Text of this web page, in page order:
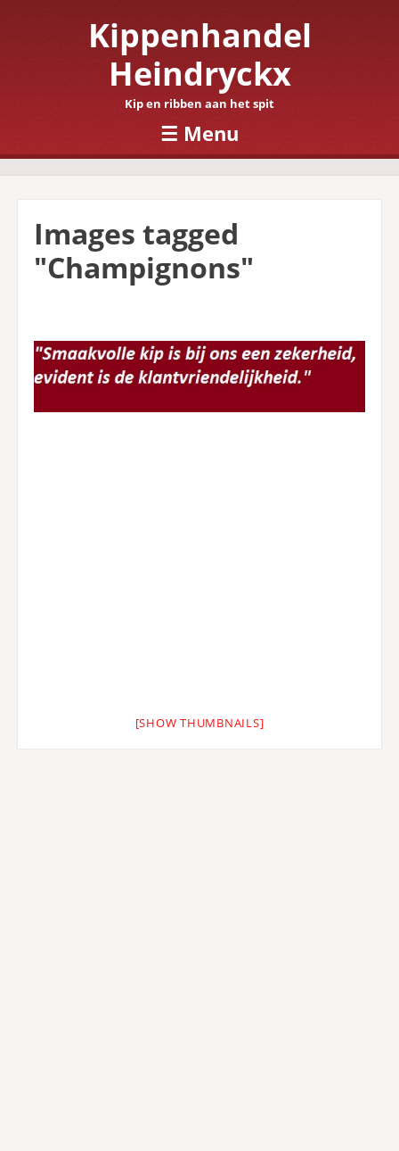
Kippenhandel
Heindryckx
Kip en ribben aan het spit
☰ Menu
Skip to content
Images tagged
"Champignons"
[SHOW THUMBNAILS]